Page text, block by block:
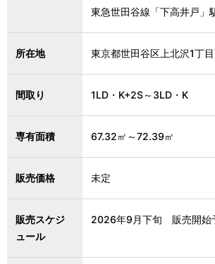
東急世田谷線「下高井戸」
所在地 東京都世田谷区上北沢1丁
間取り 1LD・K+2S～3LD・K
専有面積 67.32㎡～72.39㎡
販売価格 未定
販売スケジ
ュール
2026年9月下旬 販売開始